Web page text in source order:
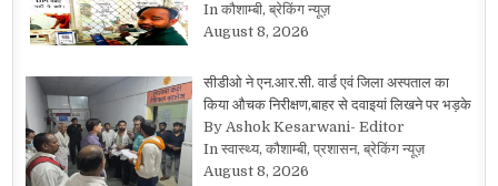
In कौशाम्बी, ब्रेकिंग न्यूज़
August 8, 2026
सीडीओ ने एन.आर.सी. वार्ड एवं जिला अस्पताल का
किया औचक निरीक्षण,बाहर से दवाइयां लिखने पर भड़के
By Ashok Kesarwani- Editor
In स्वास्थ्य, कौशाम्बी, प्रशासन, ब्रेकिंग न्यूज़
August 8, 2026